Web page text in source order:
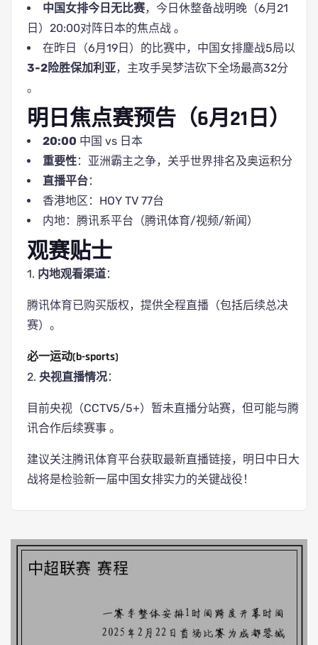
中国女排今日无比赛，今日休整备战明晚（6月21
日）20:00对阵日本的焦点战 。
在昨日（6月19日）的比赛中，中国女排鏖战5局以
3-2险胜保加利亚，主攻手吴梦洁砍下全场最高32分
。
明日焦点赛预告（6月21日）
20:00 中国 vs 日本
重要性：亚洲霸主之争，关乎世界排名及奥运积分
直播平台：
香港地区：HOY TV 77台
内地：腾讯系平台（腾讯体育/视频/新闻）
观赛贴士
1. 内地观看渠道：
腾讯体育已购买版权，提供全程直播（包括后续总决
赛）。
必一运动(b-sports)
2. 央视直播情况：
目前央视（CCTV5/5+）暂未直播分站赛，但可能与腾
讯合作后续赛事 。
建议关注腾讯体育平台获取最新直播链接，明日中日大
战将是检验新一届中国女排实力的关键战役！